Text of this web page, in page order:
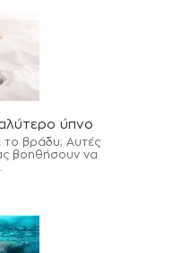
ύπνο
το βράδυ; Αυτές
βοηθήσουν να